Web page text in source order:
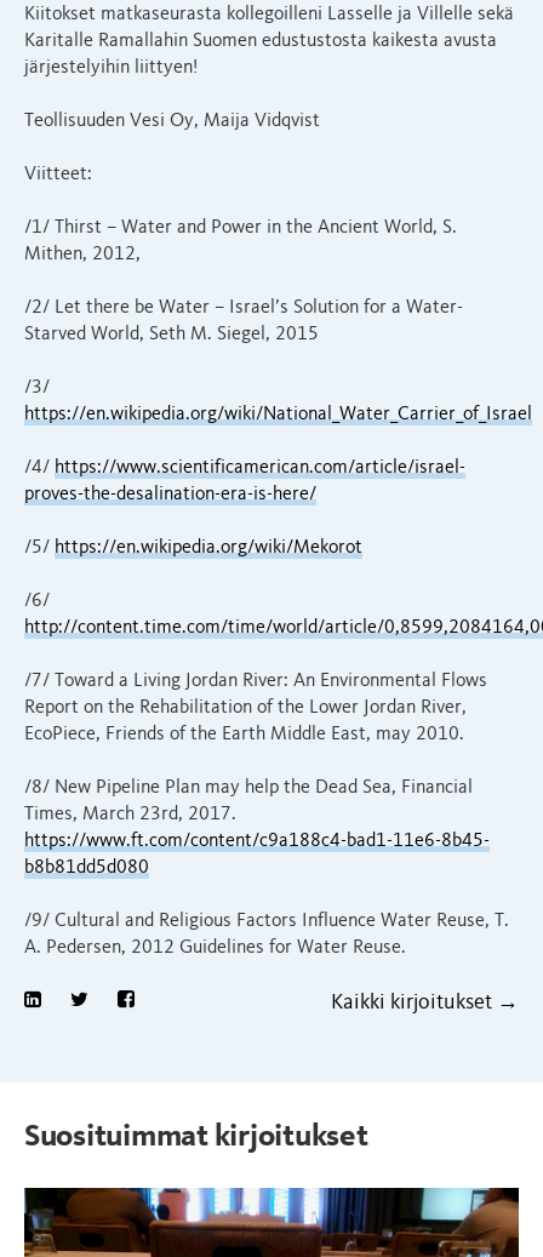
Kiitokset matkaseurasta kollegoilleni Lasselle ja Villelle sekä
Karitalle Ramallahin Suomen edustustosta kaikesta avusta
järjestelyihin liittyen!
Teollisuuden Vesi Oy, Maija Vidqvist
Viitteet:
/1/ Thirst – Water and Power in the Ancient World, S.
Mithen, 2012,
/2/ Let there be Water – Israel’s Solution for a Water-
Starved World, Seth M. Siegel, 2015
/3/
https://en.wikipedia.org/wiki/National_Water_Carrier_of_Israel
/4/ https://www.scientificamerican.com/article/israel-
proves-the-desalination-era-is-here/
/5/ https://en.wikipedia.org/wiki/Mekorot
/6/
http://content.time.com/time/world/article/
/7/ Toward a Living Jordan River: An Environmental Flows
Report on the Rehabilitation of the Lower Jordan River,
EcoPiece, Friends of the Earth Middle East, may 2010.
/8/ New Pipeline Plan may help the Dead Sea, Financial
Times, March 23rd, 2017.
https://www.ft.com/content/c9a188c4-bad1-11e6-8b45-
b8b81dd5d080
/9/ Cultural and Religious Factors Influence Water Reuse, T.
A. Pedersen, 2012 Guidelines for Water Reuse.
Kaikki kirjoitukset →
Suosituimmat kirjoitukset